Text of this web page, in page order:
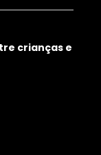
crianças e